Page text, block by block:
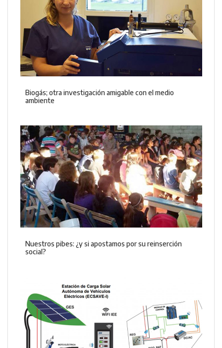
Biogás; otra investigación amigable con el medio
ambiente
Nuestros pibes: ¿y si apostamos por su reinserción
social?